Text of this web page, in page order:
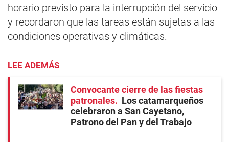
horario previsto para la interrupción del servicio
y recordaron que las tareas están sujetas a las
condiciones operativas y climáticas.
LEE ADEMÁS
Convocante cierre de las fiestas
patronales
Los catamarqueños
celebraron a San Cayetano,
Patrono del Pan y del Trabajo